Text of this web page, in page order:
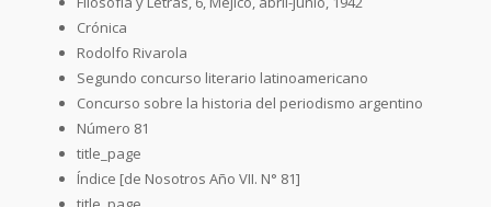
Crónica
Rodolfo Rivarola
Segundo concurso literario latinoamericano
Concurso sobre la historia del periodismo argentino
Número 81
title_page
Índice [de Nosotros Año VII. N° 81]